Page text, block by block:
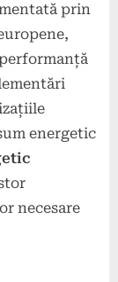
prin
energetic
necesare